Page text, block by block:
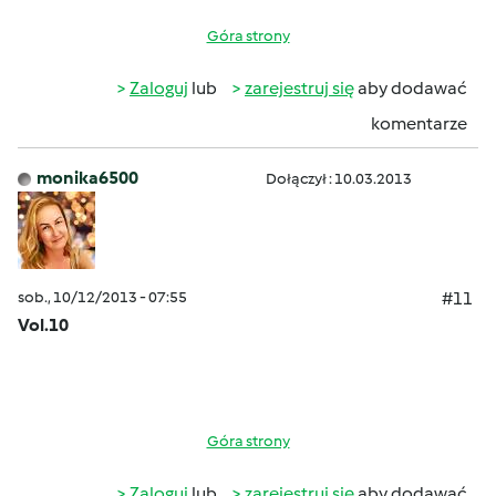
Góra strony
Zaloguj lub zarejestruj sięaby dodawać
komentarze
monika6500 Dołączył : 10.03.2013
sob., 10/12/2013 - 07:55
#11
Vol.10
Góra strony